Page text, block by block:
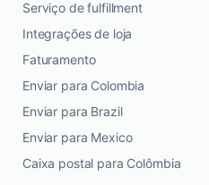
Serviço de fulfillment
Integrações de loja
Faturamento
Enviar para Colombia
Enviar para Brazil
Enviar para Mexico
Caixa postal para Colômbia